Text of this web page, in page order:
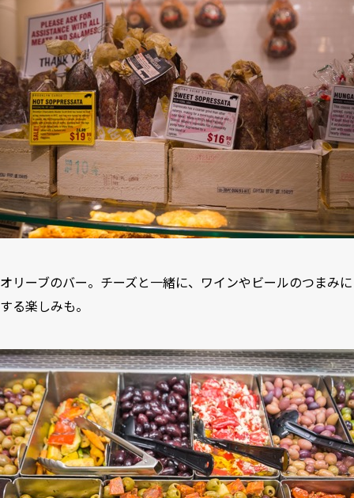
オリーブのバー。チーズと一緒に、ワインやビールのつまみに
する楽しみも。